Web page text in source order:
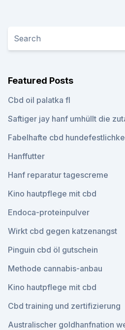
Featured Posts
Cbd oil palatka fl
Saftiger jay hanf umhüllt die
Fabelhafte cbd
Hanffutter
Hanf reparatur tagescreme
Kino hautpflege mit cbd
Endoca-proteinpulver
Wirkt cbd gegen katzenangst
Pinguin cbd öl gutschein
Methode cannabis-anbau
Kino hautpflege mit cbd
Cbd training und zertifizierung
Australischer goldhanfnation